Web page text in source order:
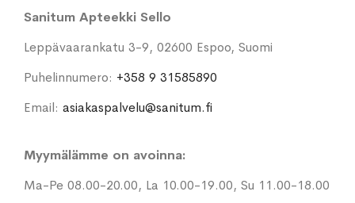
Sanitum Apteekki Sello
Leppävaarankatu 3-9, 02600 Espoo, Suomi
Puhelinnumero: +358 9 31585890
Email: asiakaspalvelu@sanitum.fi
Myymälämme on avoinna:
Ma-Pe 08.00-20.00, La 10.00-19.00, Su 11.00-18.00